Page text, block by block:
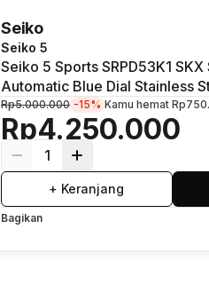
Seiko
Seiko 5
Seiko 5 Sports SRPD53K1
Automatic Blue Dial Stainless
Rp4.250.000
Rp5.000.000 -15% Kamu hemat
1
+ Keranjang
Bagikan